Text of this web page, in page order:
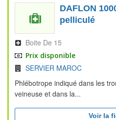
DAFLON
pelliculé
Boite De 15
Prix disponible
SERVIER MAROC
Phlébotrope indiqué dans les
veineuse et dans la...
Voir la